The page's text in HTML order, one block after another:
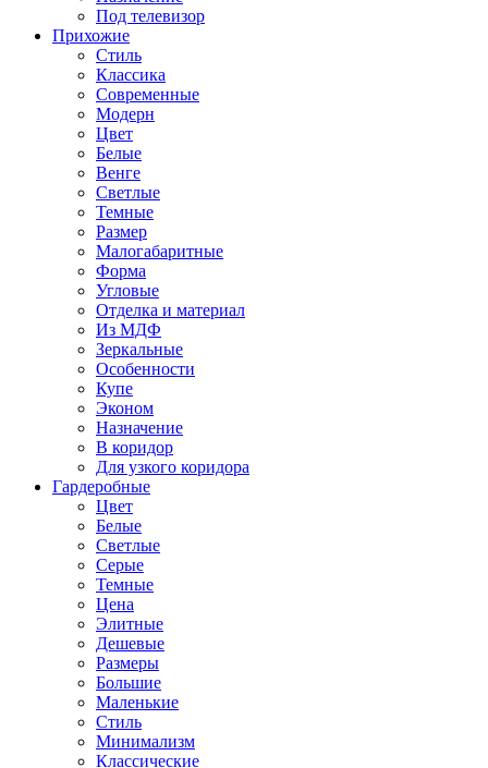
Под телевизор
Прихожие
Стиль
Классика
Современные
Модерн
Цвет
Белые
Венге
Светлые
Темные
Размер
Малогабаритные
Форма
Угловые
Отделка и материал
Из МДФ
Зеркальные
Особенности
Купе
Эконом
Назначение
В коридор
Для узкого коридора
Гардеробные
Цвет
Белые
Светлые
Серые
Темные
Цена
Элитные
Дешевые
Размеры
Большие
Маленькие
Стиль
Минимализм
Классические